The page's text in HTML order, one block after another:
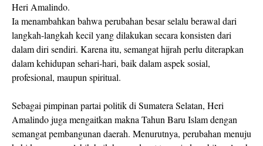
Heri Amalindo.
Ia menambahkan bahwa perubahan besar selalu berawal dari
langkah-langkah kecil yang dilakukan secara konsisten dari
dalam diri sendiri. Karena itu, semangat hijrah perlu diterapkan
dalam kehidupan sehari-hari, baik dalam aspek sosial,
profesional, maupun spiritual.
Sebagai pimpinan partai politik di Sumatera Selatan, Heri
Amalindo juga mengaitkan makna Tahun Baru Islam dengan
semangat pembangunan daerah. Menurutnya, perubahan menuju